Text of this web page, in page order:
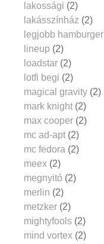
lakossági (2)
lakásszínház (2)
legjobb hamburger
lineup (2)
loadstar (2)
lotfi begi (2)
magical gravity (2)
mark knight (2)
max cooper (2)
mc ad-apt (2)
mc fedora (2)
meex (2)
megnyitó (2)
merlin (2)
metzker (2)
mightyfools (2)
mind vortex (2)